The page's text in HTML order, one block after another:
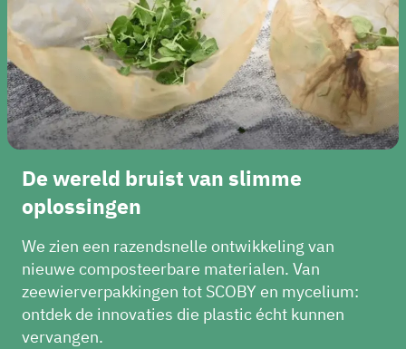
De wereld bruist van slimme
oplossingen
We zien een razendsnelle ontwikkeling van
nieuwe composteerbare materialen. Van
zeewierverpakkingen tot SCOBY en mycelium:
ontdek de innovaties die plastic écht kunnen
vervangen.